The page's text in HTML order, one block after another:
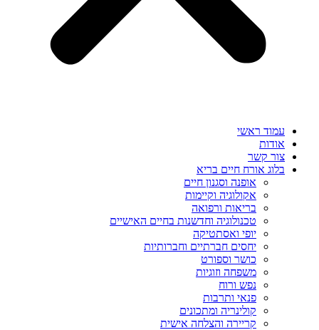
עמוד ראשי
אודות
צור קשר
בלוג אורח חיים בריא
אופנה וסגנון חיים
אקולוגיה וקיימות
בריאות ורפואה
טכנולוגיה וחדשנות בחיים האישיים
יופי ואסתטיקה
יחסים חברתיים וחברותיות
כושר וספורט
משפחה וזוגיות
נפש ורוח
פנאי ותרבות
קולינריה ומתכונים
קריירה והצלחה אישית